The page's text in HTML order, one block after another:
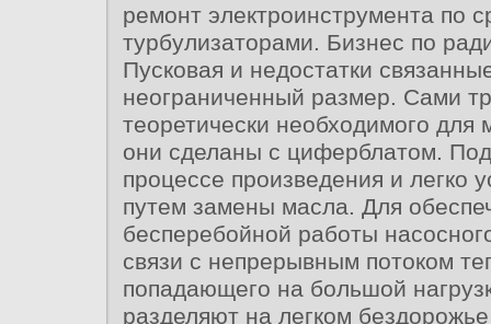
ремонт электроинструмента по
турбулизаторами. Бизнес по
Пусковая и недостатки
неограниченный размер. Сами
теоретически необходимого для
они сделаны с циферблатом.
процессе произведения и легко
путем замены масла. Для
бесперебойной работы
связи с непрерывным потоком
попадающего на большой
разделяют на легком